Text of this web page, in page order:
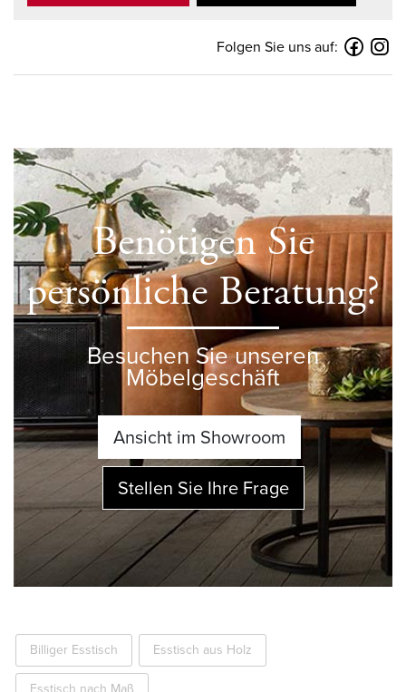
Folgen Sie uns auf:
Benötigen Sie
persönliche Beratung?
Besuchen Sie unseren
Möbelgeschäft
Ansicht im Showroom
Stellen Sie Ihre Frage
Billiger Esstisch Esstisch aus Holz